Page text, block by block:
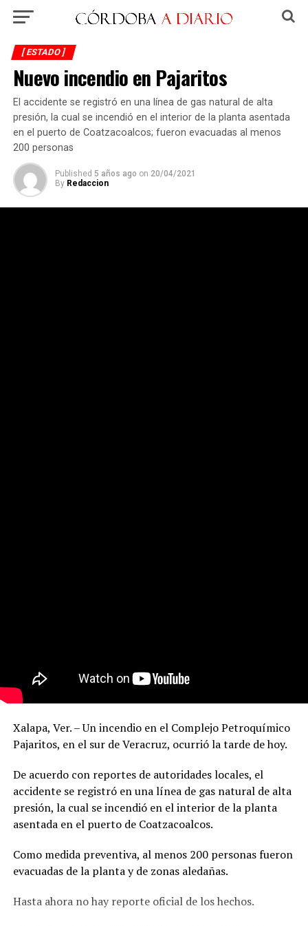
[ ESTADO ]
Nuevo incendio en Pajaritos
El accidente se registró en una línea de gas natural de alta
presión, la cual se incendió en el interior de la planta asentada
en el puerto de Coatzacoalcos; fueron evacuadas al menos
200 personas
Published 5 años ago on 20/04/2021
By Redaccion
Xalapa, Ver. – Un incendio en el Complejo Petroquímico
Pajaritos, en el sur de Veracruz, ocurrió la tarde de hoy.
De acuerdo con reportes de autoridades locales, el
accidente se registró en una línea de gas natural de alta
presión, la cual se incendió en el interior de la planta
asentada en el puerto de Coatzacoalcos.
Como medida preventiva, al menos 200 personas fueron
evacuadas de la planta y de zonas aledañas.
Hasta ahora no hay reporte oficial de los hechos.